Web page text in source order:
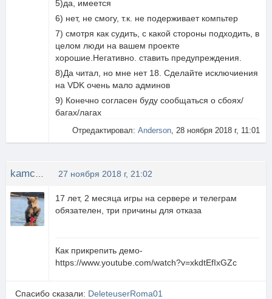
5)да, имеется
6) нет, не смогу, т.к. не подерживает компьтер
7) смотря как судить, с какой стороны подходить, в
целом люди на вашем проекте
хорошие.Негативно. ставить предупреждения.
8)Да читал, но мне нет 18. Сделайте исключиения
на VDK очень мало админов
9) Конечно согласен буду сообщаться о сбоях/
багах/лагах
Отредактировал: Anderson, 28 ноября 2018 г, 11:01
27 ноября 2018 г, 21:02
17 лет, 2 месяца игры на сервере и телеграм
обязателен, три причины для отказа
Как прикрепить демо-
https://www.youtube.com/watch?v=xkdtEfIxGZc
Спасибо сказали: DeleteuserRoma01